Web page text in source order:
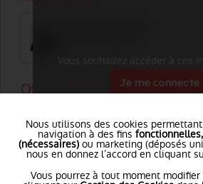
Vous souhaitez accéder à ces
Je me connecte
Nous utilisons des cookies
navigation à des fins
(nécessaires) ou marketing (déposés
nous en donnez l’accord en cliquant
Vous pourrez à tout moment